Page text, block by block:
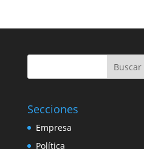
Buscar
Secciones
Empresa
Política